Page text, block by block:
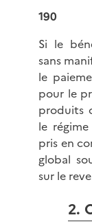
190
Si le
sans
le
pour le
produits
le
pris en
global
sur le
2.